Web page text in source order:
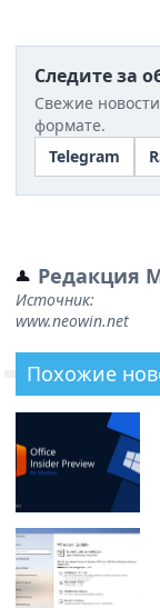
Следите за
Свежие
формате.
Telegram
Редакция
Источник:
www.neowin.net
Похожие